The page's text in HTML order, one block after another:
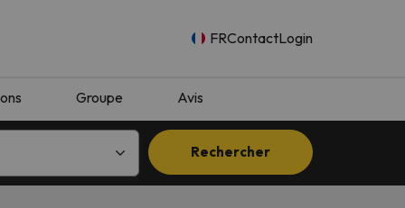
FRContactLogin
Groupe Avis
Rechercher